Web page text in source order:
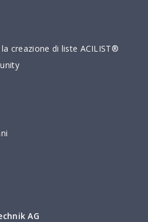
creazione di liste ACILIST®
AG